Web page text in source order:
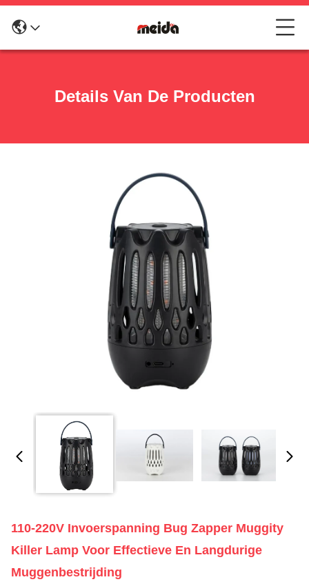
Details Van De Producten
110-220V Invoerspanning Bug Zapper Muggity
Killer Lamp Voor Effectieve En Langdurige
Muggenbestrijding